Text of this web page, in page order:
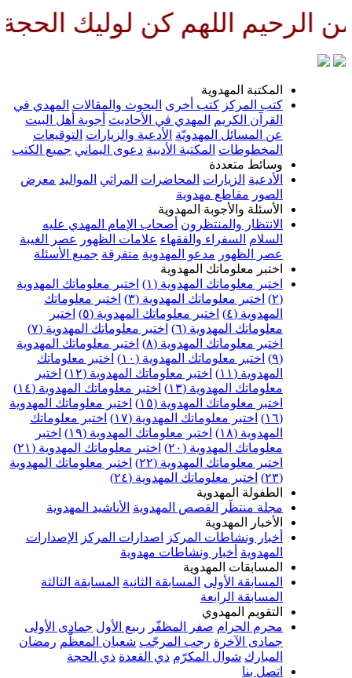
كن لوليك الحجة بن
المهدوية
كتب أخرى البحوث والمقالات المهدي في
المهدي في الأحاديث أجوبة أهل البيت
المسائل المهدويّة الأدعية والزيارات التوقيعات
المكتبة الأدبية دعوى اليماني جميع الكتب
متعددة
الزيارات المحاضرات المراثي المواليد معرض
مقاطع مهدوية
والأجوبة المهدوية
والمنتظرون أصحاب الإمام المهدي عليه
السفراء والفقهاء علامات الظهور عصر الغيبة
مدعو المهدوية متفرقة جميع الأسئلة
معلوماتك المهدوية
معلوماتك المهدوية (١)
اختبر معلوماتك المهدوية
اختبر معلوماتك المهدوية (٣)
اختبر معلوماتك
اختبر معلوماتك المهدوية (٥)
اختبر
المهدوية (٦)
اختبر معلوماتك المهدوية (٧)
معلوماتك المهدوية (٨)
اختبر معلوماتك المهدوية
اختبر معلوماتك المهدوية (١٠)
اختبر معلوماتك
اختبر معلوماتك المهدوية (١٢)
اختبر
المهدوية (١٣)
اختبر معلوماتك المهدوية (١٤)
معلوماتك المهدوية (١٥)
اختبر معلوماتك المهدوية
اختبر معلوماتك المهدوية (١٧)
اختبر معلوماتك
اختبر معلوماتك المهدوية (١٩)
اختبر
المهدوية (٢٠)
اختبر معلوماتك المهدوية (٢١)
معلوماتك المهدوية (٢٢)
اختبر معلوماتك المهدوية
اختبر معلوماتك المهدوية (٢٤)
المهدوية
منتظَر
القصص المهدوية الأناشيد المهدوية
المهدوية
ونشاطات المركز اصدارات المركز الإصدارات
أخبار ونشاطات مهدوية
المهدوية
الأولى المسابقة الثانية المسابقة الثالثة
الرابعة
المهدوي
الحرام
صفر المظفّر ربيع الأول جمادى الأولى
رجب المرجّب شعبان المعظّم رمضان
شوال المكرّم ذي القعدة ذي الحجة